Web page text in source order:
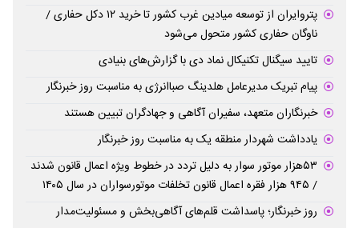
پتروایران از توسعه میادین غرب کشور تا خرید ۱۲ دکل حفاری /
ناوگان حفاری کشور متحول می‌شود
تایید سیگنال تکنیکال نماد دی با گزارش‌های بنیادی
پیام تبریک مدیرعامل هلدینگ صباانرژی به مناسبت روز خبرنگار
خبرنگاران متعهد، سفیران آگاهی و جهادگران تبیین هستند
یادداشت شهردار منطقه یک به مناسبت روز خبرنگار
۵۳هزار موتور سوار به دلیل تردد در خطوط ویژه اعمال قانون شدند
/ ۹۴۵ هزار فقره اعمال قانون تخلفات موتورسواران در سال ۱۴۰۵
روز خبرنگار؛ پاسداشت قلم‌های آگاهی‌بخش و مسئولیت‌مدار